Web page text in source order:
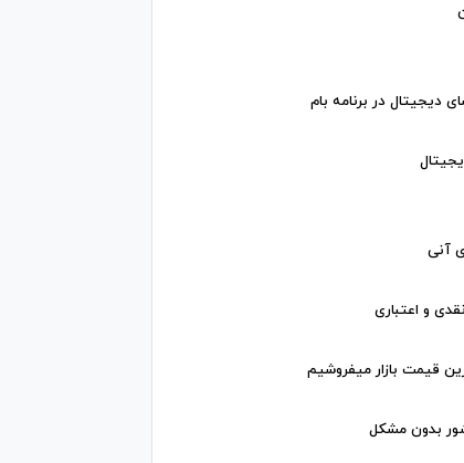
دیجیتال در برنامه بام
آنی
و اعتباری
قیمت بازار میفروشیم
بدون مشکل